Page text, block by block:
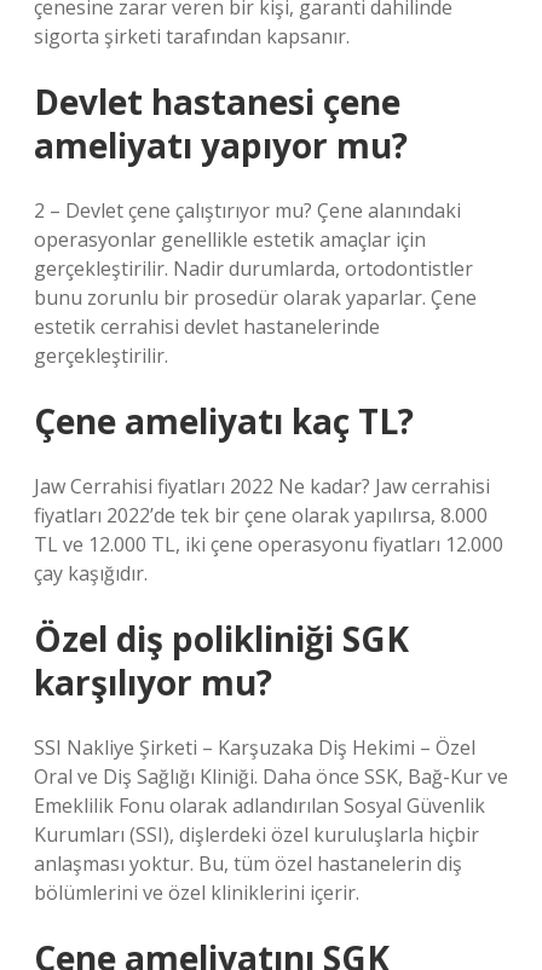
çenesine zarar veren bir kişi, garanti dahilinde
sigorta şirketi tarafından kapsanır.
Devlet hastanesi çene
ameliyatı yapıyor mu?
2 – Devlet çene çalıştırıyor mu? Çene alanındaki
operasyonlar genellikle estetik amaçlar için
gerçekleştirilir. Nadir durumlarda, ortodontistler
bunu zorunlu bir prosedür olarak yaparlar. Çene
estetik cerrahisi devlet hastanelerinde
gerçekleştirilir.
Çene ameliyatı kaç TL?
Jaw Cerrahisi fiyatları 2022 Ne kadar? Jaw cerrahisi
fiyatları 2022’de tek bir çene olarak yapılırsa, 8.000
TL ve 12.000 TL, iki çene operasyonu fiyatları 12.000
çay kaşığıdır.
Özel diş polikliniği SGK
karşılıyor mu?
SSI Nakliye Şirketi – Karşuzaka Diş Hekimi – Özel
Oral ve Diş Sağlığı Kliniği. Daha önce SSK, Bağ-Kur ve
Emeklilik Fonu olarak adlandırılan Sosyal Güvenlik
Kurumları (SSI), dişlerdeki özel kuruluşlarla hiçbir
anlaşması yoktur. Bu, tüm özel hastanelerin diş
bölümlerini ve özel kliniklerini içerir.
Çene ameliyatını SGK